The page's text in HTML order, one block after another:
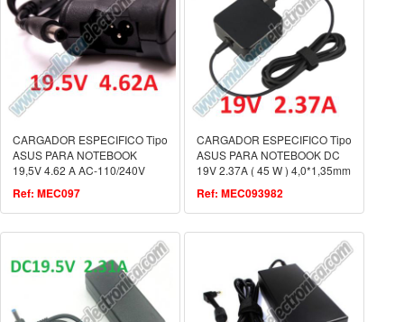
CARGADOR ESPECIFICO Tipo
ASUS PARA NOTEBOOK
19,5V 4.62 A AC-110/240V
Ref: MEC097
CARGADOR ESPECIFICO Tipo
ASUS PARA NOTEBOOK DC
19V 2.37A ( 45 W ) 4,0*1,35mm
Ref: MEC093982